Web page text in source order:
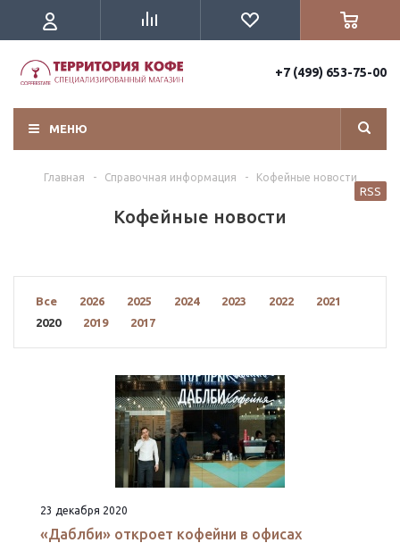
+7 (499) 653-75-00
МЕНЮ
Главная - Справочная информация - Кофейные новости
Кофейные новости
RSS
Все 2026 2025 2024 2023 2022
2021
2020
2019 2017
23 декабря 2020
«Даблби» откроет кофейни в офисах